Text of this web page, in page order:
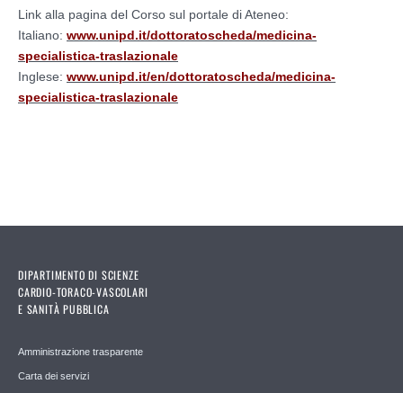
Link alla pagina del Corso sul portale di Ateneo:
Italiano: www.unipd.it/dottoratoscheda/medicina-
specialistica-traslazionale
Inglese: www.unipd.it/en/dottoratoscheda/medicina-
specialistica-traslazionale
DIPARTIMENTO DI SCIENZE
CARDIO-TORACO-VASCOLARI
E SANITÀ PUBBLICA
Amministrazione trasparente
Carta dei servizi